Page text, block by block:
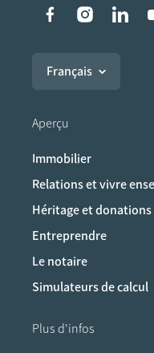
Liens
Français
Aperçu
Immobilier
Relations et vivre
Héritage et donations
Entreprendre
Le notaire
Simulateurs de calcul
Plus d'infos